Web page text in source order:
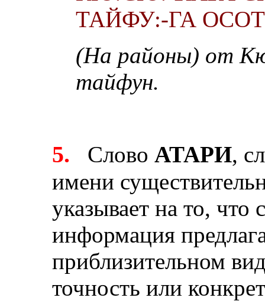
ТАЙФУ:-ГА
(На районы) от
тайфун.
5. Слово АТАРИ,
имени
указывает на то,
информация
приблизительном
точность или